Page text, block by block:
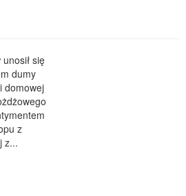
się
dumy
domowej
z
z...